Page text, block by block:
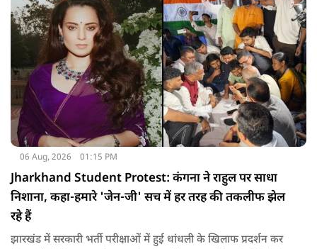
06 Aug, 2026 01:15 PM
Jharkhand Student Protest: कंगना ने राहुल पर साधा
निशाना, कहा-हमारे 'जेन-जी' सच में हर तरह की तकलीफ झेल
रहे हैं
झारखंड में सरकारी भर्ती परीक्षाओं में हुई धांधली के खिलाफ प्रदर्शन कर